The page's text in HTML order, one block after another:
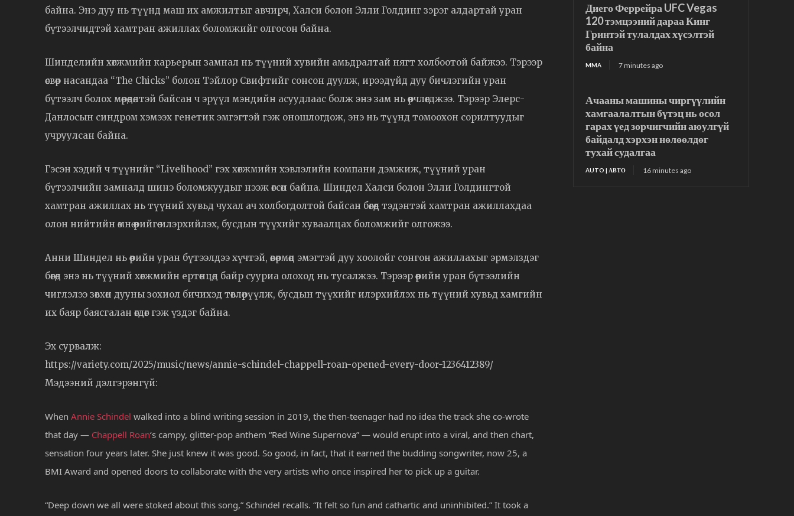
байна. Энэ дуу нь түүнд маш их амжилтыг авчирч, Халси болон Элли Голдинг зэрэг алдартай уран
бүтээлчидтэй хамтран ажиллах боломжийг олгосон байна.
Шинделийн хөгжмийн карьерын замнал нь түүний хувийн амьдралтай нягт холбоотой байжээ. Тэрээр
өсвөр насандаа “The Chicks” болон Тэйлор Свифтийг сонсон дуулж, ирээдүйд дуу бичлэгийн уран
бүтээлч болох мөрөөдөлтэй байсан ч эрүүл мэндийн асуудлаас болж энэ зам нь өөрчлөгджээ. Тэрээр Элерс-
Данлосын синдром хэмээх генетик эмгэгтэй гэж оношлогдож, энэ нь түүнд томоохон сорилтуудыг
учруулсан байна.
Гэсэн хэдий ч түүнийг “Livelihood” гэх хөгжмийн хэвлэлийн компани дэмжиж, түүний уран
бүтээлчийн замналд шинэ боломжуудыг нээж өгсөн байна. Шиндел Халси болон Элли Голдингтой
хамтран ажиллах нь түүний хувьд чухал ач холбогдолтой байсан бөгөөд тэдэнтэй хамтран ажиллахдаа
олон нийтийн өмнө өөрийгөө илэрхийлэх, бусдын түүхийг хуваалцах боломжийг олгожээ.
Анни Шиндел нь өөрийн уран бүтээлдээ хүчтэй, өвөрмөц эмэгтэй дуу хоолойг сонгон ажиллахыг эрмэлздэг
бөгөөд энэ нь түүний хөгжмийн ертөнцөд байр сууриа олоход нь тусалжээ. Тэрээр өөрийн уран бүтээлийн
чиглэлээ зөвхөн дууны зохиол бичихэд төвлөрүүлж, бусдын түүхийг илэрхийлэх нь түүний хувьд хамгийн
их баяр баясгалан өгдөг гэж үздэг байна.
Эх сурвалж:
https://variety.com/2025/music/news/annie-schindel-chappell-roan-opened-every-door-1236412389/
Мэдээний дэлгэрэнгүй:
When Annie Schindel walked into a blind writing session in 2019, the then-teenager had no idea the track she co-wrote
that day — Chappell Roan‘s campy, glitter-pop anthem “Red Wine Supernova” — would erupt into a viral, and then chart,
sensation four years later. She just knew it was good. So good, in fact, that it earned the budding songwriter, now 25, a
BMI Award and opened doors to collaborate with the very artists who once inspired her to pick up a guitar.
“Deep down we all were stoked about this song,” Schindel recalls. “It felt so fun and cathartic and uninhibited.” It took a
Диего Феррейра UFC Vegas
120 тэмцээний дараа Кинг
Гринтэй тулалдах хүсэлтэй
байна
MMA 7 minutes ago
Ачааны машины чиргүүлийн
хамгаалалтын бүтэц нь осол
гарах үед зорчигчийн аюулгүй
байдалд хэрхэн нөлөөлдөг
тухай судалгаа
AUTO | АВТО 16 minutes ago